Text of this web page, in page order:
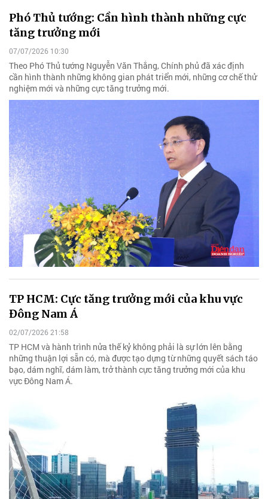
Phó Thủ tướng: Cần hình thành những cực
tăng trưởng mới
07/07/2026 10:30
Theo Phó Thủ tướng Nguyễn Văn Thắng, Chính phủ đã xác định
cần hình thành những không gian phát triển mới, những cơ chế thử
nghiệm mới và những cực tăng trưởng mới.
TP HCM: Cực tăng trưởng mới của khu vực
Đông Nam Á
02/07/2026 21:58
TP HCM và hành trình nửa thế kỷ không phải là sự lớn lên bằng
những thuận lợi sẵn có, mà được tạo dựng từ những quyết sách táo
bạo, dám nghĩ, dám làm, trở thành cực tăng trưởng mới của khu
vực Đông Nam Á.